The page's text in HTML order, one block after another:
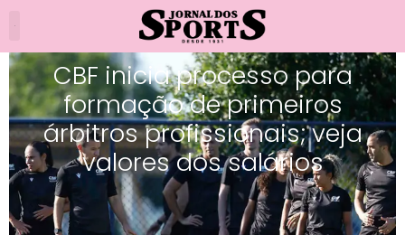
CBF inicia processo para
formação de primeiros
árbitros profissionais; veja
valores dos salários